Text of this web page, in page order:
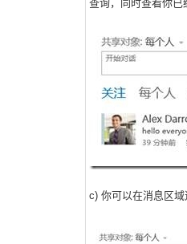
查询，同时查看你已
c) 你可以在消息区域